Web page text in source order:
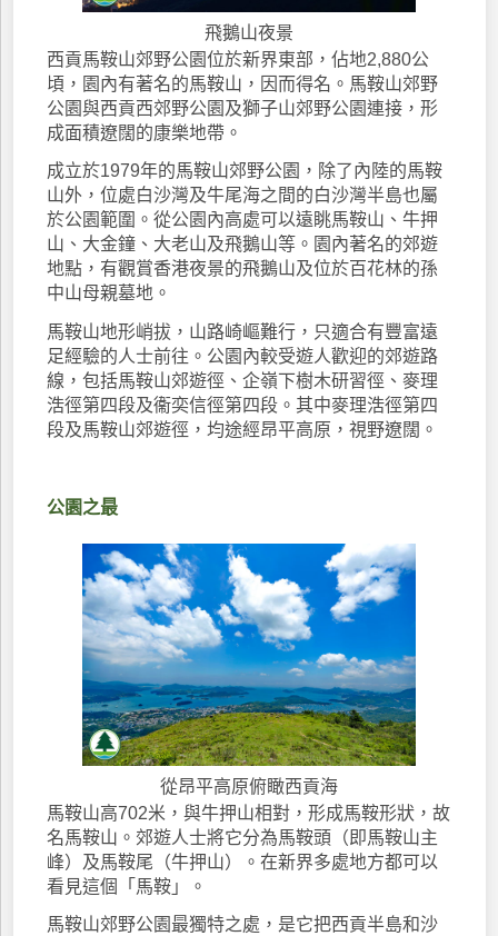
飛鵝山夜景
西貢馬鞍山郊野公園位於新界東部，佔地2,880公
頃，園內有著名的馬鞍山，因而得名。馬鞍山郊野
公園與西貢西郊野公園及獅子山郊野公園連接，形
成面積遼闊的康樂地帶。
成立於1979年的馬鞍山郊野公園，除了內陸的馬鞍
山外，位處白沙灣及牛尾海之間的白沙灣半島也屬
於公園範圍。從公園內高處可以遠眺馬鞍山、牛押
山、大金鐘、大老山及飛鵝山等。園內著名的郊遊
地點，有觀賞香港夜景的飛鵝山及位於百花林的孫
中山母親墓地。
馬鞍山地形峭拔，山路崎嶇難行，只適合有豐富遠
足經驗的人士前往。公園內較受遊人歡迎的郊遊路
線，包括馬鞍山郊遊徑、企嶺下樹木研習徑、麥理
浩徑第四段及衞奕信徑第四段。其中麥理浩徑第四
段及馬鞍山郊遊徑，均途經昂平高原，視野遼闊。
公園之最
從昂平高原俯瞰西貢海
馬鞍山高702米，與牛押山相對，形成馬鞍形狀，故
名馬鞍山。郊遊人士將它分為馬鞍頭（即馬鞍山主
峰）及馬鞍尾（牛押山）。在新界多處地方都可以
看見這個「馬鞍」。
馬鞍山郊野公園最獨特之處，是它把西貢半島和沙